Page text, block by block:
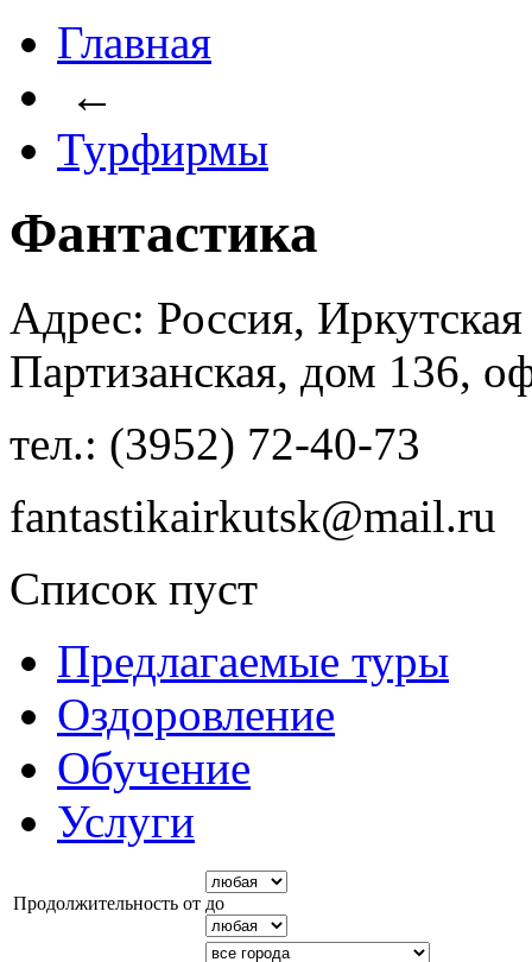
Главная
←
Турфирмы
Фантастика
Адрес: Россия,
Партизанская, дом 136,
тел.: (3952) 72-40-73
fantastikairkutsk@mail.ru
Список пуст
Предлагаемые туры
Оздоровление
Обучение
Услуги
Продолжительность от до